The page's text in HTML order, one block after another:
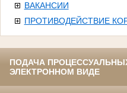
ВАКАНСИИ
ПРОТИВОДЕЙСТВИЕ
ПОДАЧА
ЭЛЕКТРОННОМ ВИДЕ